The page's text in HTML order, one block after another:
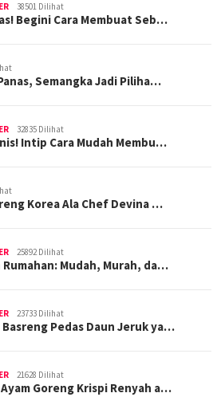
38501 Dilihat
Begini Cara Membuat Seb…
Semangka Jadi Piliha…
32835 Dilihat
Intip Cara Mudah Membu…
Korea Ala Chef Devina …
25892 Dilihat
Rumahan: Mudah, Murah, da…
23733 Dilihat
Basreng Pedas Daun Jeruk ya…
21628 Dilihat
Ayam Goreng Krispi Renyah a…